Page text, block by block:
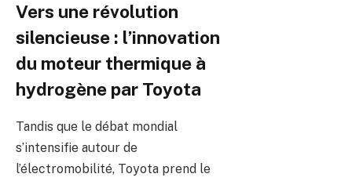
Vers une révolution
silencieuse : l’innovation
du moteur thermique à
hydrogène par Toyota
Tandis que le débat mondial
s’intensifie autour de
l’électromobilité, Toyota prend le